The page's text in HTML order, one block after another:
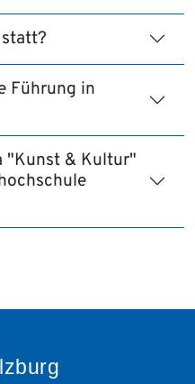
Führung in
"Kunst & Kultur"